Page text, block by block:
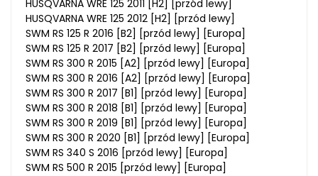
HUSQVARNA WRE 125 2011 [H2] [przód lewy]
HUSQVARNA WRE 125 2012 [H2] [przód lewy]
SWM RS 125 R 2016 [B2] [przód lewy] [Europa]
SWM RS 125 R 2017 [B2] [przód lewy] [Europa]
SWM RS 300 R 2015 [A2] [przód lewy] [Europa]
SWM RS 300 R 2016 [A2] [przód lewy] [Europa]
SWM RS 300 R 2017 [B1] [przód lewy] [Europa]
SWM RS 300 R 2018 [B1] [przód lewy] [Europa]
SWM RS 300 R 2019 [B1] [przód lewy] [Europa]
SWM RS 300 R 2020 [B1] [przód lewy] [Europa]
SWM RS 340 S 2016 [przód lewy] [Europa]
SWM RS 500 R 2015 [przód lewy] [Europa]